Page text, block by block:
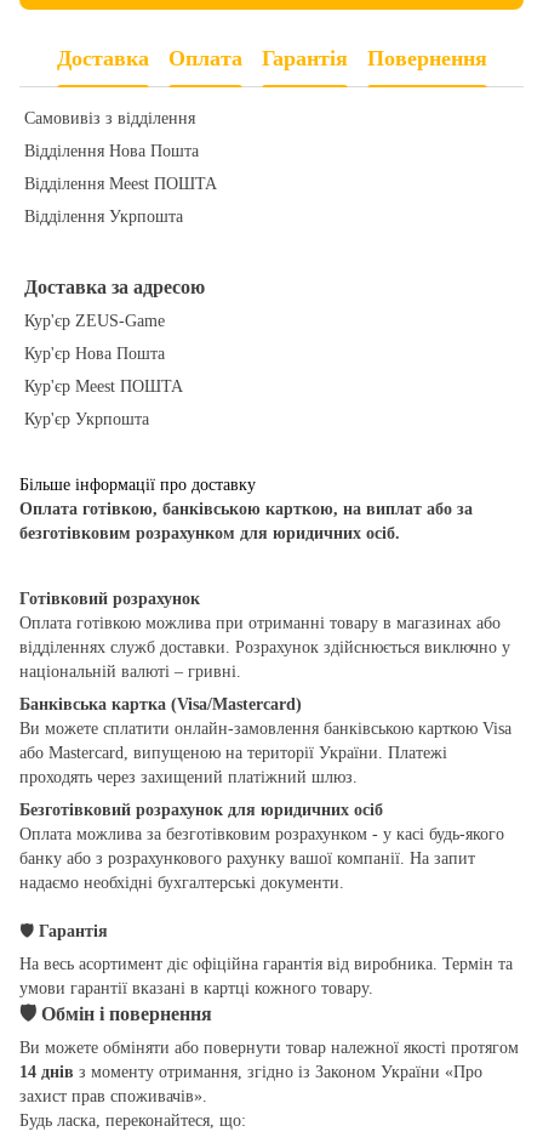
Доставка Оплата Гарантія Повернення
Самовивіз з відділення
Відділення Нова Пошта
Відділення Meest ПОШТА
Відділення Укрпошта
Доставка за адресою
Кур'єр ZEUS-Game
Кур'єр Нова Пошта
Кур'єр Meest ПОШТА
Кур'єр Укрпошта
Більше інформації про доставку
Оплата готівкою, банківською карткою, на виплат або за
безготівковим розрахунком для юридичних осіб.
Готівковий розрахунок
Оплата готівкою можлива при отриманні товару в магазинах або
відділеннях служб доставки. Розрахунок здійснюється виключно у
національній валюті – гривні.
Банківська картка (Visa/Mastercard)
Ви можете сплатити онлайн-замовлення банківською карткою Visa
або Mastercard, випущеною на території України. Платежі
проходять через захищений платіжний шлюз.
Безготівковий розрахунок для юридичних осіб
Оплата можлива за безготівковим розрахунком - у касі будь-якого
банку або з розрахункового рахунку вашої компанії. На запит
надаємо необхідні бухгалтерські документи.
🛡 Гарантія
На весь асортимент діє офіційна гарантія від виробника. Термін та
умови гарантії вказані в картці кожного товару.
🛡 Обмін і повернення
Ви можете обміняти або повернути товар належної якості протягом
14 днів з моменту отримання, згідно із Законом України «Про
захист прав споживачів».
Будь ласка, переконайтеся, що: